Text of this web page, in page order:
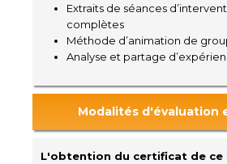
Extraits de séances
complètes
Méthode d’animation de
Analyse et partage
Modalités d'évaluation
L'obtention du certificat de ce